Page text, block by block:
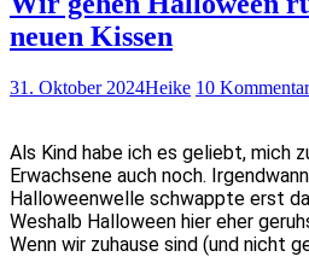
neuen Kissen
31. Oktober 2024Heike 10
Als Kind habe ich es geliebt, mich
Erwachsene auch noch.
Halloweenwelle schwappte erst
Weshalb Halloween hier eher
Wenn wir zuhause sind (und nicht